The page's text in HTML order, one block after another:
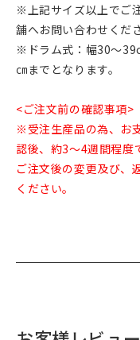
※上記サイズ以上でご
舗へお問い合わせくだ
※ドラム式：幅30〜
㎝までとなります。
<ご注文前の確認事項>
※受注生産品の為、お
認後、約3～4週間程度
ご注文後の変更及び、
ください。